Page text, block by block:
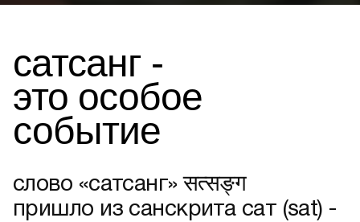
сатсанг -
это особое
событие
слово «сатсанг» सत्सङ्ग
пришло из санскрита сат (sat) -